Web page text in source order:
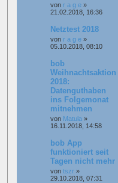
von r a g e »
21.02.2018, 16:36
Netztest 2018
von r a g e »
05.10.2018, 08:10
bob
Weihnachtsaktion
2018:
Datenguthaben
ins Folgemonat
mitnehmen
von Matula »
16.11.2018, 14:58
bob App
funktioniert seit
Tagen nicht mehr
von tszr »
29.10.2018, 07:31